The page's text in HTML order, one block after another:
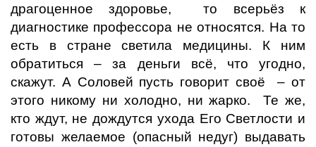
драгоценное здоровье, то всерьёз к
диагностике профессора не относятся. На то
есть в стране светила медицины. К ним
обратиться – за деньги всё, что угодно,
скажут. А Соловей пусть говорит своё – от
этого никому ни холодно, ни жарко. Те же,
кто ждут, не дождутся ухода Его Светлости и
готовы желаемое (опасный недуг) выдавать